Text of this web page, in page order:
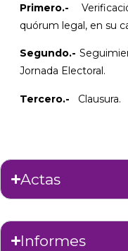
Primero.-
quórum legal, en su
Segundo.-
Jornada Electoral.
Tercero.- Clausura.
Actas
Informes